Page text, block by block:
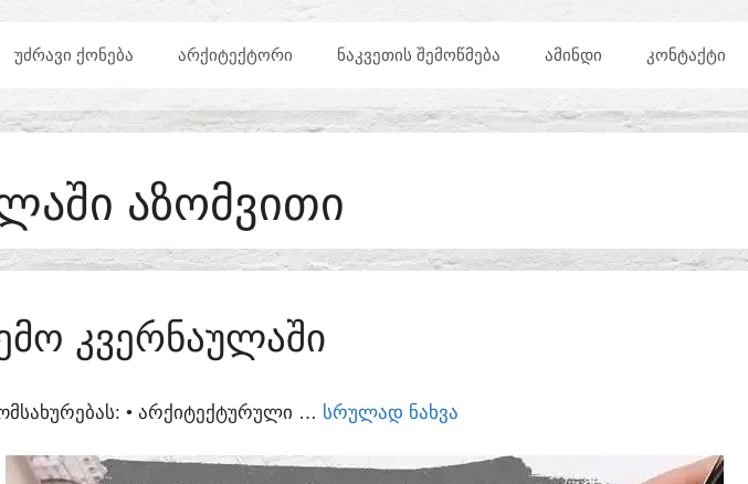
ᲣᲫᲠᲐᲕᲘ ᲥᲝᲜᲔᲑᲐ ᲐᲠᲥᲘᲢᲔᲥᲢᲝᲠᲘ ᲜᲐᲙᲕᲔᲗᲘᲡ ᲨᲔᲛᲝᲬᲛᲔᲑᲐ ᲐᲛᲘᲜᲓᲘ ᲙᲝᲜᲢᲐᲥᲢᲘ
ᲐᲖᲝᲛᲕᲘᲗᲘ
ᲙᲕᲔᲠᲜᲐᲣᲚᲐᲨᲘ
• ᲐᲠᲥᲘᲢᲔᲥᲢᲣᲠᲣᲚᲘ … ᲡᲠᲣᲚᲐᲓ ᲜᲐᲮᲕᲐ